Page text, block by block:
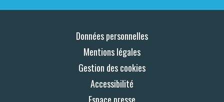
Données personnelles
Mentions légales
Gestion des cookies
Accessibilité